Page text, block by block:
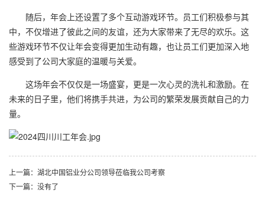
随后，年会上还设置了多个互动游戏环节。员工们积极参与其
中，不仅增进了彼此之间的友谊，还为大家带来了无尽的欢乐。这
些游戏环节不仅让年会变得更加生动有趣，也让员工们更加深入地
感受到了公司大家庭的温暖与关爱。
这场年会不仅仅是一场盛宴，更是一次心灵的洗礼和激励。在
未来的日子里，他们将携手共进，为公司的繁荣发展贡献自己的力
量。
上一篇：湖北中国铝业分公司领导莅临我公司考察
下一篇：没有了